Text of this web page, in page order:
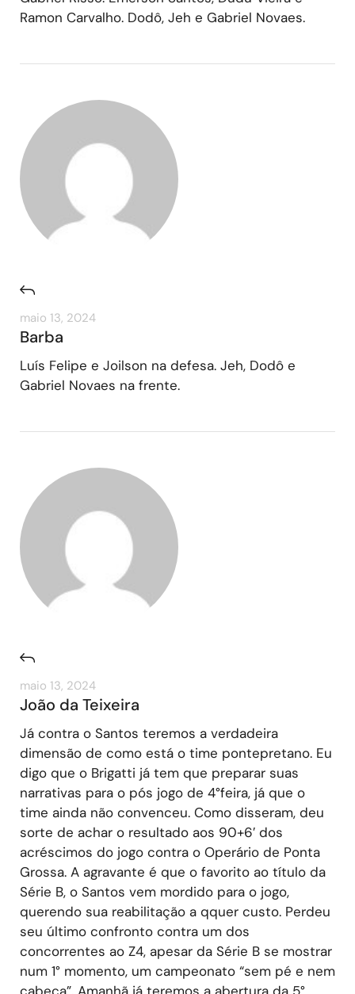
Ramon Carvalho. Dodô, Jeh e Gabriel Novaes.
maio 13, 2024
Barba
Luís Felipe e Joilson na defesa. Jeh, Dodô e
Gabriel Novaes na frente.
maio 13, 2024
João da Teixeira
Já contra o Santos teremos a verdadeira
dimensão de como está o time pontepretano. Eu
digo que o Brigatti já tem que preparar suas
narrativas para o pós jogo de 4°feira, já que o
time ainda não convenceu. Como disseram, deu
sorte de achar o resultado aos 90+6′ dos
acréscimos do jogo contra o Operário de Ponta
Grossa. A agravante é que o favorito ao título da
Série B, o Santos vem mordido para o jogo,
querendo sua reabilitação a qquer custo. Perdeu
seu último confronto contra um dos
concorrentes ao Z4, apesar da Série B se mostrar
num 1° momento, um campeonato “sem pé e nem